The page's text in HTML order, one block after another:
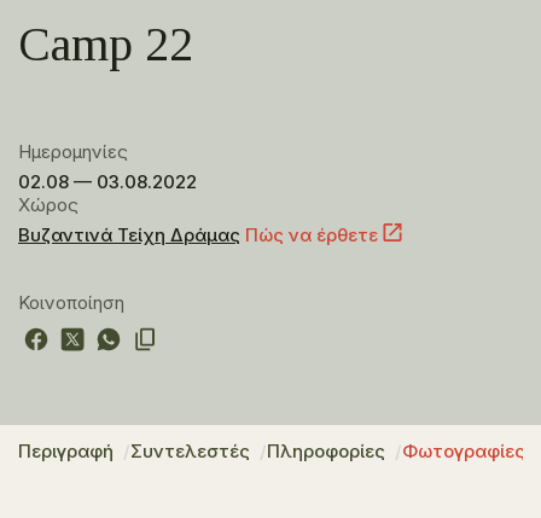
Camp 22
Ημερομηνίες
02.08 — 03.08.2022
Χώρος
Βυζαντινά Τείχη Δράμας Πώς να έρθετε
Κοινοποίηση
Περιγραφή Συντελεστές Πληροφορίες Φωτογραφίες